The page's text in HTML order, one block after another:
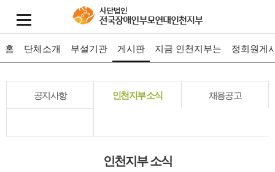
홈 단체소개 부설기관 게시판 지금 인천지부는 정회원게
공지사항 인천지부 소식 채용공고
인천지부 소식